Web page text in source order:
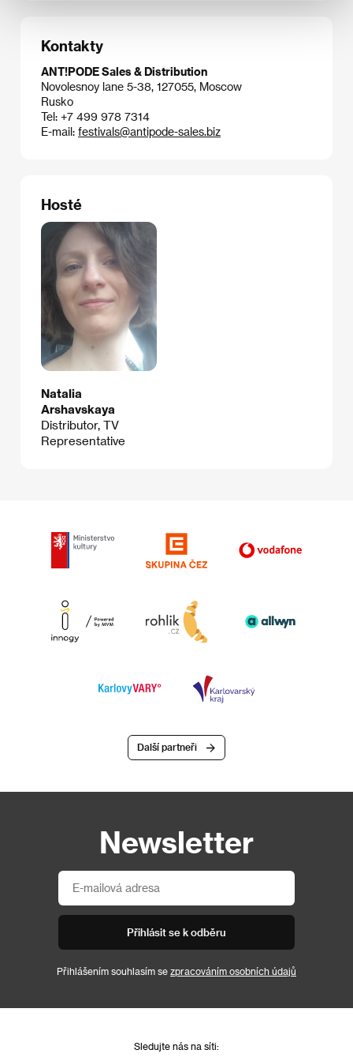
Kontakty
ANT!PODE Sales & Distribution
Novolesnoy lane 5-38, 127055, Moscow
Rusko
Tel: +7 499 978 7314
E-mail: festivals@antipode-sales.biz
Hosté
Natalia
Arshavskaya
Distributor, TV
Representative
Další partneři
Newsletter
Přihlásit se k odběru
Přihlášením souhlasím se zpracováním osobních údajů
Sledujte nás na síti: